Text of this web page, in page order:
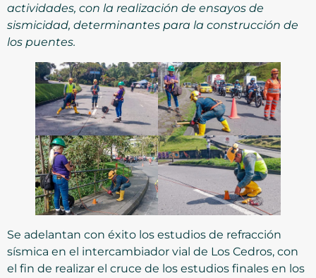
actividades, con la realización de ensayos de
sismicidad, determinantes para la construcción de
los puentes.
Se adelantan con éxito los estudios de refracción
sísmica en el intercambiador vial de Los Cedros, con
el fin de realizar el cruce de los estudios finales en los